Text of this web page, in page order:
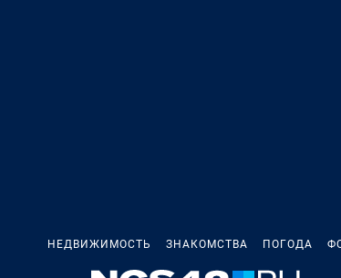
НЕДВИЖИМОСТЬ ЗНАКОМСТВА ПОГОДА